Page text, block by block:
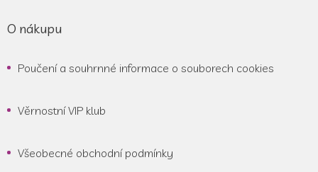
O nákupu
Poučení a souhrnné informace o souborech cookies
Věrnostní VIP klub
Všeobecné obchodní podmínky